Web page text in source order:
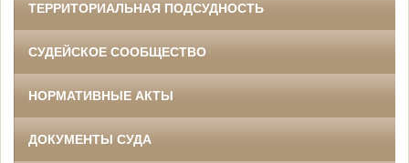
ТЕРРИТОРИАЛЬНАЯ ПОДСУДНОСТЬ
СУДЕЙСКОЕ СООБЩЕСТВО
НОРМАТИВНЫЕ АКТЫ
ДОКУМЕНТЫ СУДА